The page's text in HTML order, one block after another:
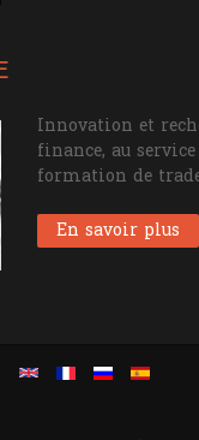
Innovation et
finance, au
formation de
En savoir plus